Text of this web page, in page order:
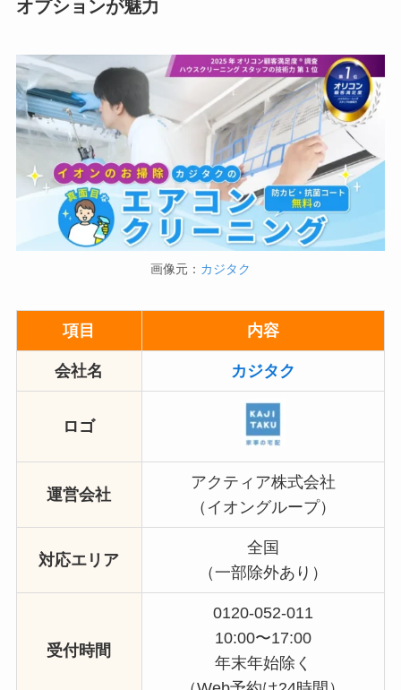
オプションが魅力
画像元： カジタク
項目 内容
会社名 カジタク
ロゴ
運営会社
アクティア株式会社
（イオングループ）
対応エリア
全国
（一部除外あり）
受付時間
0120-052-011
10:00〜17:00
年末年始除く